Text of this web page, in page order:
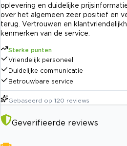
oplevering en duidelijke
over het algemeen zeer positief en
terug. Vertrouwen en
kenmerken van de service.
Sterke punten
Vriendelijk personeel
Duidelijke communicatie
Betrouwbare service
Gebaseerd op 120 reviews
Geverifieerde reviews